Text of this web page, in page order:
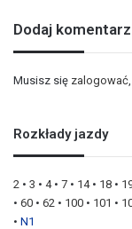
Dodaj komentarz
Musisz się zalogować
Rozkłady jazdy
2 • 3 • 4• 7 • 14• 18 •
• 60 • 62 • 100 • 101 •
• N1